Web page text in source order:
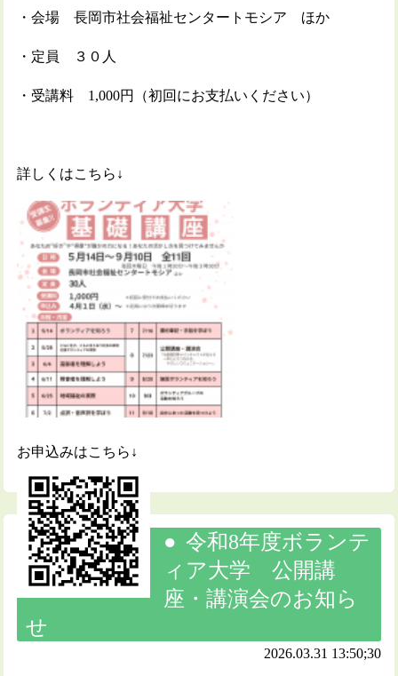
・会場 長岡市社会福祉センタートモシア ほか
・定員 ３０人
・受講料 1,000円（初回にお支払いください）
詳しくはこちら↓
お申込みはこちら↓
令和8年度ボランテ
ィア大学 公開講
座・講演会のお知ら
せ
2026.03.31 13:50;30